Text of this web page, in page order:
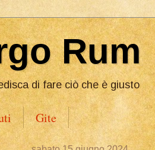
Rum
di fare ciò che è giusto
Gite